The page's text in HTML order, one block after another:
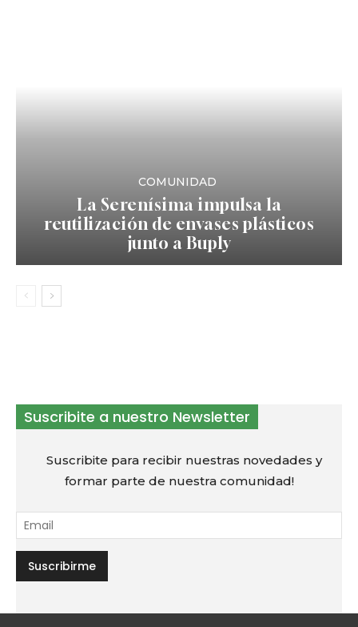
COMUNIDAD
La Serenísima impulsa la
reutilización de envases plásticos
junto a Buply
Suscribite a nuestro Newsletter
Suscribite para recibir nuestras novedades y
formar parte de nuestra comunidad!